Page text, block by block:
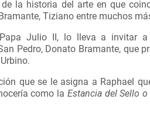
la historia del arte en que
Tiziano entre muchos
Julio II, lo lleva a invitar a
Pedro, Donato Bramante, que
que se le asigna a Raphael
como la Estancia del Sello